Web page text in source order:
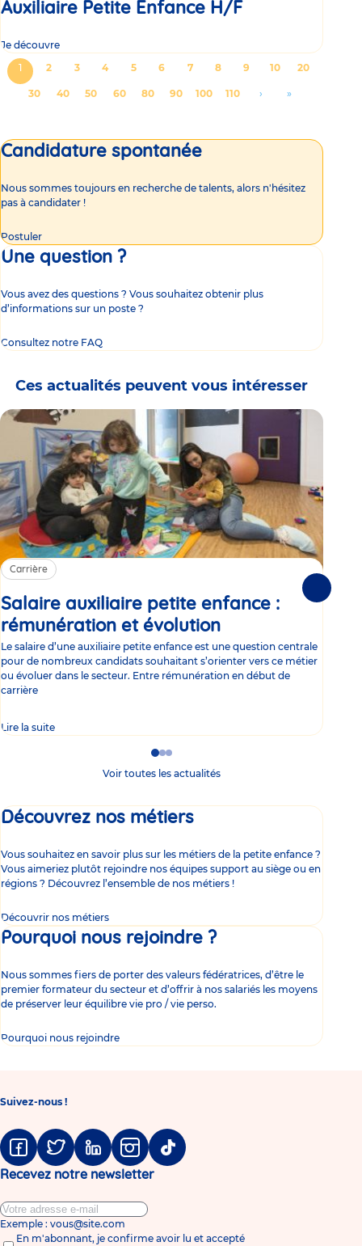
Auxiliaire Petite Enfance H/F
Je découvre
Pagination
Page
courante
1 Page
2 Page
3 Page
4 Page
5 Page
6 Page
7 Page
8 Page
9 Page
10 Page
20
Page
30 Page
40 Page
50 Page
60 Page
80 Page
90 Page
100 Page
110
Aller
›
Aller
dernière
»
Candidature spontanée
Nous sommes toujours en recherche de talents, alors n'hésitez
pas à candidater !
Postuler
Une question ?
Vous avez des questions ? Vous souhaitez obtenir plus
d’informations sur un poste ?
Consultez notre FAQ
Ces actualités peuvent vous intéresser
Carrière
Salaire auxiliaire petite enfance :
rémunération et évolution
Le salaire d’une auxiliaire petite enfance est une question centrale
pour de nombreux candidats souhaitant s’orienter vers ce métier
ou évoluer dans le secteur. Entre rémunération en début de
carrière
Lire la suite
Go
to
Go
to
Go
to
Voir toutes les actualités
Découvrez nos métiers
Vous souhaitez en savoir plus sur les métiers de la petite enfance ?
Vous aimeriez plutôt rejoindre nos équipes support au siège ou en
régions ? Découvrez l’ensemble de nos métiers !
Découvrir nos métiers
Pourquoi nous rejoindre ?
Nous sommes fiers de porter des valeurs fédératrices, d’être le
premier formateur du secteur et d’offrir à nos salariés les moyens
de préserver leur équilibre vie pro / vie perso.
Pourquoi nous rejoindre
Suivez-nous !
FacebookTwitter LinkedinInstagramTiktok
Recevez notre newsletter
Exemple : vous@site.com
En m'abonnant, je confirme avoir lu et accepté